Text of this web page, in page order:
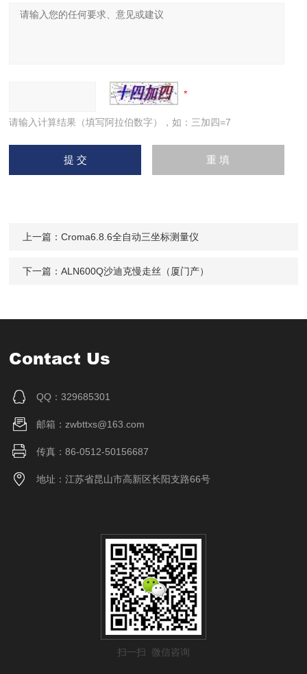
请输入计算结果（填写阿拉伯数字），如：三加四=7
上一篇：Croma6.8.6全自动三坐标测量仪
下一篇：ALN600Q沙迪克慢走丝（厦门产）
Contact Us
QQ：329685301
邮箱：zwbttxs@163.com
传真：86-0512-50156687
地址：江苏省昆山市高新区长阳支路66号
扫一扫 微信咨询